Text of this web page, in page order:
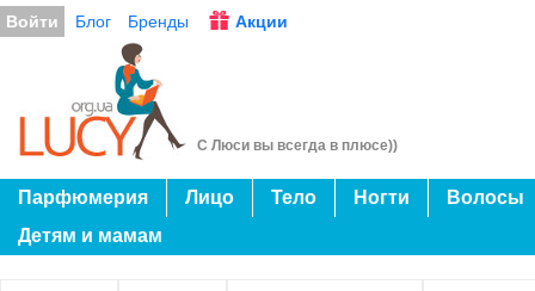
Войти Блог Бренды Акции
С Люси вы всегда в плюсе))
Парфюмерия Лицо Тело Ногти
Волосы
Детям и мамам